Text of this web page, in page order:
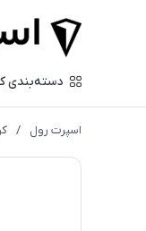
دسته‌بندی
اسپرت رول /